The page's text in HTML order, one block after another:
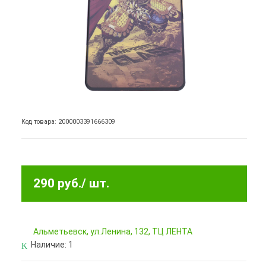
Код товара: 2000003391666309
290 руб./ шт.
Альметьевск, ул.Ленина, 132, ТЦ ЛЕНТА
Наличие: 1